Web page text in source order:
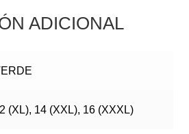
ADICIONAL
(XL), 14 (XXL), 16 (XXXL)